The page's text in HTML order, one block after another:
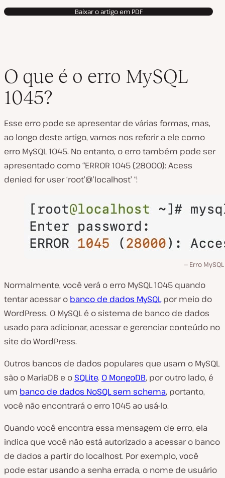
Baixar o artigo em PDF
O que é o erro MySQL
1045?
Esse erro pode se apresentar de várias formas, mas,
ao longo deste artigo, vamos nos referir a ele como
erro MySQL 1045. No entanto, o erro também pode ser
apresentado como “ERROR 1045 (28000): Acess
denied for user ‘root’@’localhost’ “:
Erro
Normalmente, você verá o erro MySQL 1045 quando
tentar acessar o banco de dados MySQLpor meio do
WordPress. O MySQL é o sistema de banco de dados
usado para adicionar, acessar e gerenciar conteúdo no
site do WordPress.
Outros bancos de dados populares que usam o MySQL
são o MariaDB e o SQLite. O MongoDB, por outro lado, é
um banco de dados NoSQL sem schema, portanto,
você não encontrará o erro 1045 ao usá-lo.
Quando você encontra essa mensagem de erro, ela
indica que você não está autorizado a acessar o banco
de dados a partir do localhost. Por exemplo, você
pode estar usando a senha errada, o nome de usuário